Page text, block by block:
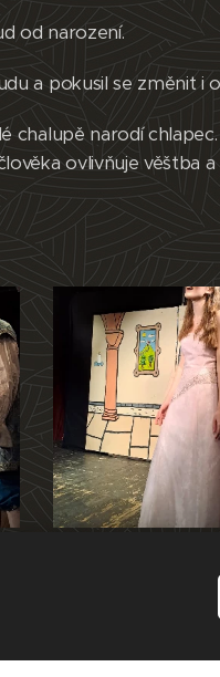
od narození.
a pokusil se změnit i
chalupě narodí
ovlivňuje věštba